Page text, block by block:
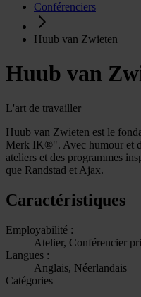
Conférenciers
Huub van Zwieten
Huub van
L'art de travailler
Huub van Zwieten est le
Merk IK®". Avec humour et
ateliers et des programmes
que Randstad et Ajax.
Caractéristiques
Employabilité :
Atelier, Conférencier
Langues :
Anglais, Néerlandais
Catégories